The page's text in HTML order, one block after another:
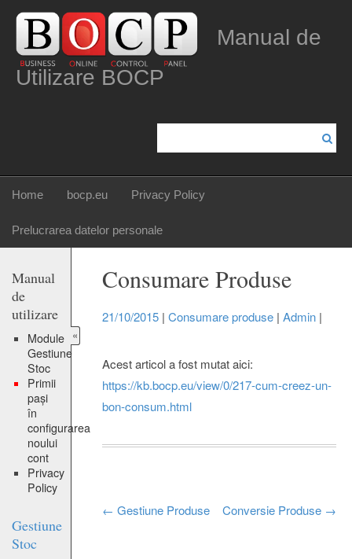
Manual de
Utilizare BOCP
Home bocp.eu Privacy Policy
Prelucrarea datelor personale
Manual
de
utilizare
Module
Gestiune
Stoc
Primii
pași
în
configurarea
noului
cont
Privacy
Policy
Gestiune
Stoc
«
Consumare Produse
21/10/2015| Consumare produse| Admin|
Acest articol a fost mutat aici:
https://kb.bocp.eu/view/0/217-cum-creez-un-
bon-consum.html
Post
← Gestiune Produse Conversie Produse →